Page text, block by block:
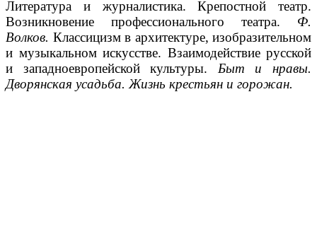
Литература и журналистика. Крепостной театр.
Возникновение профессионального театра. Ф.
Волков. Классицизм в архитектуре, изобразительном
и музыкальном искусстве. Взаимодействие русской
и западноевропейской культуры. Быт и нравы.
Дворянская усадьба. Жизнь крестьян и горожан.